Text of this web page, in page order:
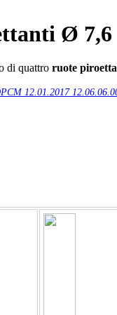
Ø
di quattro ruote
12.01.2017